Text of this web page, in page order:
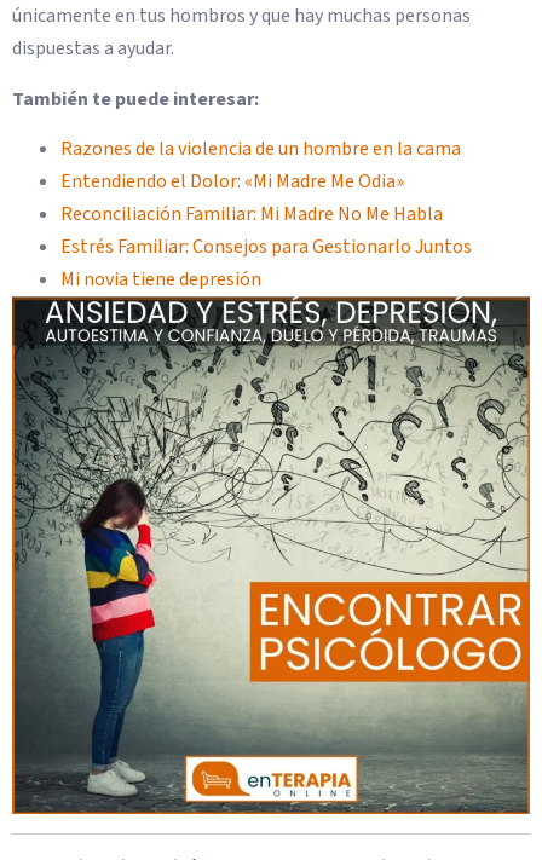
únicamente en tus hombros y que hay muchas personas
dispuestas a ayudar.
También te puede interesar:
Razones de la violencia de un hombre en la cama
Entendiendo el Dolor: «Mi Madre Me Odia»
Reconciliación Familiar: Mi Madre No Me Habla
Estrés Familiar: Consejos para Gestionarlo Juntos
Mi novia tiene depresión